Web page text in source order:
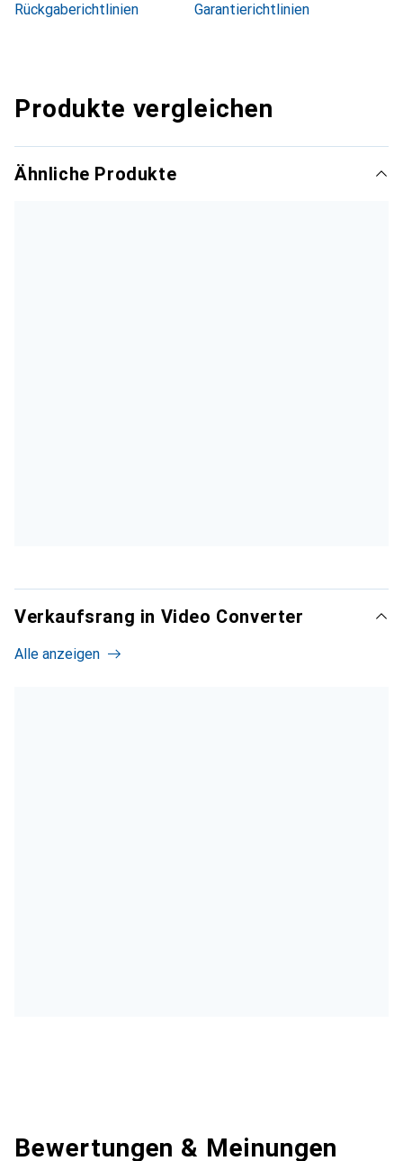
Rückgaberichtlinien
Garantierichtlinien
Produkte vergleichen
Ähnliche Produkte
Verkaufsrang in Video Converter
Alle anzeigen
Bewertungen & Meinungen